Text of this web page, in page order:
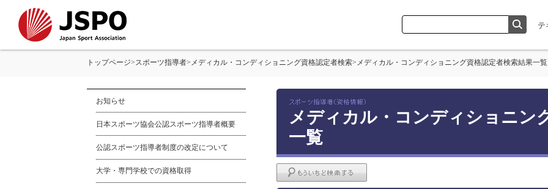
トップページ>スポーツ指導者> メディカル・コンディショニング資格認定者検索> メディカル・コンディショニング資格認定者検索結果一覧
メディカル・コンディショニン
一覧
お知らせ
日本スポーツ協会公認スポーツ指導者概要
公認スポーツ指導者制度の改定について
大学・専門学校での資格取得